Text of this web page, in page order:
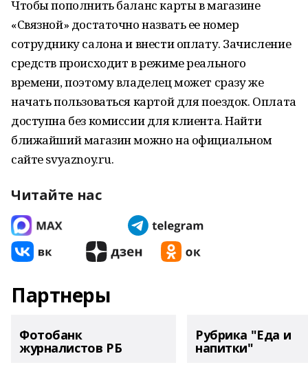
Чтобы пополнить баланс карты в магазине
«Связной» достаточно назвать ее номер
сотруднику салона и внести оплату. Зачисление
средств происходит в режиме реального
времени, поэтому владелец может сразу же
начать пользоваться картой для поездок. Оплата
доступна без комиссии для клиента. Найти
ближайший магазин можно на официальном
сайте svyaznoy.ru.
Читайте нас
Партнеры
Фотобанк
журналистов РБ
Рубрика "Еда и
напитки"